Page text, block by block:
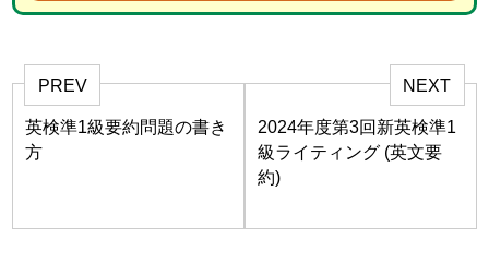
PREV
英検準1級要約問題の書き
方
NEXT
2024年度第3回新英検準1
級ライティング (英文要
約)